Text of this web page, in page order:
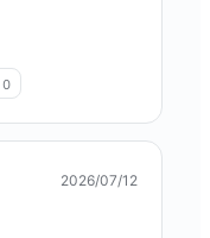
0
2026/07/12